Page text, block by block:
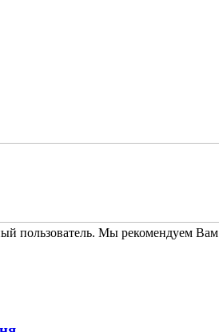
пользователь. Мы рекомендуем Вам